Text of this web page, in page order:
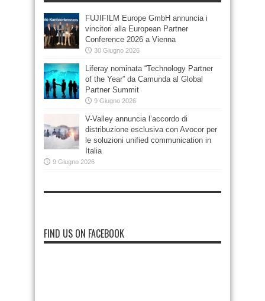
FUJIFILM Europe GmbH annuncia i
vincitori alla European Partner
Conference 2026 a Vienna
30 Giugno 2026
Liferay nominata “Technology Partner
of the Year” da Camunda al Global
Partner Summit
9 Giugno 2026
V-Valley annuncia l’accordo di
distribuzione esclusiva con Avocor per
le soluzioni unified communication in
Italia
9 Giugno 2026
FIND US ON FACEBOOK